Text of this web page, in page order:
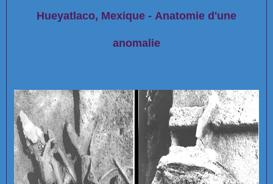
Hueyatlaco, Mexique - Anatomie d'une
anomalie